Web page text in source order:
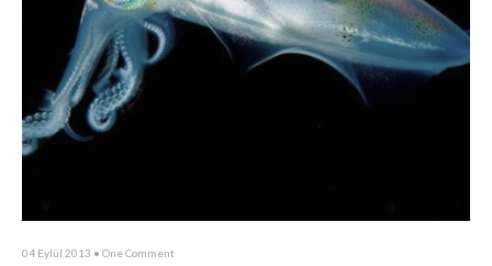
04 Eylül 2013 • One Comment